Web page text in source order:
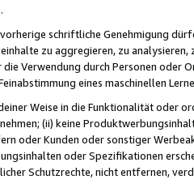
schriftliche Genehmigung
zu aggregieren, zu
Verwendung durch Personen
eines maschinellen
Weise in die Funktionalität oder
(ii) keine
oder Kunden oder sonstiger
oder Spezifikationen
Schutzrechte, nicht entfernen,